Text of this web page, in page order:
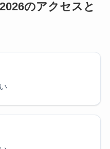
のアクセスと